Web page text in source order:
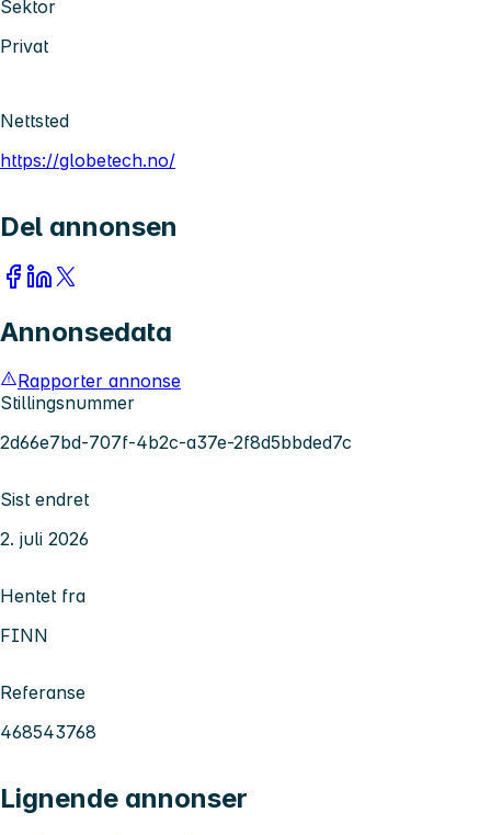
Sektor
Privat
Nettsted
https://globetech.no/
Del annonsen
Annonsedata
Rapporter annonse
Stillingsnummer
2d66e7bd-707f-4b2c-a37e-2f8d5bbded7c
Sist endret
2. juli 2026
Hentet fra
FINN
Referanse
468543768
Lignende annonser